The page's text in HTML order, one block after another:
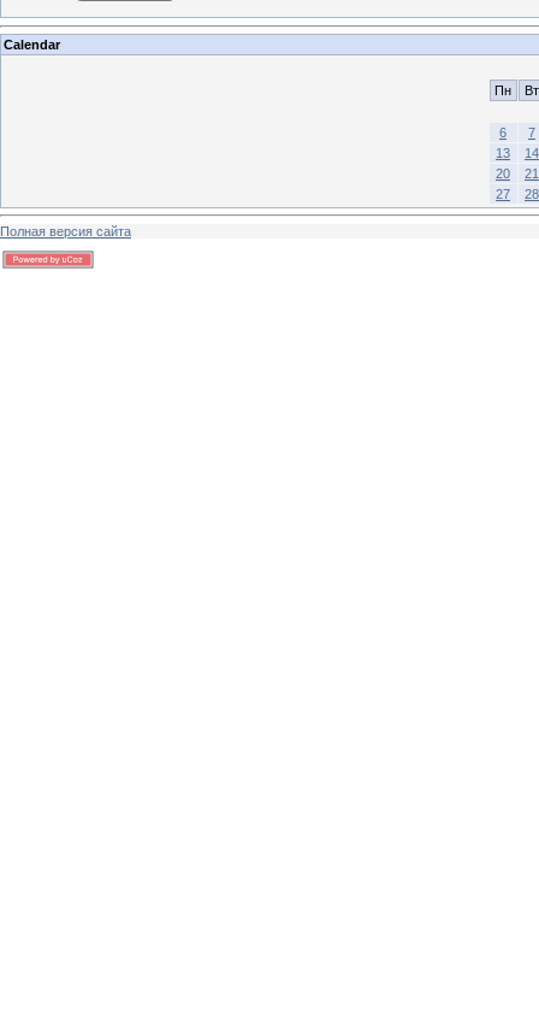
Calendar
Пн Вт
6
7
13
14
20
21
27
28
Полная версия сайта